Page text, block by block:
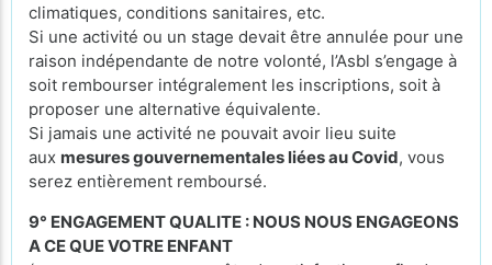
climatiques, conditions sanitaires, etc.
Si une activité ou un stage devait être annulée pour une
raison indépendante de notre volonté, l’Asbl s’engage à
soit rembourser intégralement les inscriptions, soit à
proposer une alternative équivalente.
Si jamais une activité ne pouvait avoir lieu suite
aux mesures gouvernementales liées au Covid, vous
serez entièrement remboursé.
9° ENGAGEMENT QUALITE : NOUS NOUS ENGAGEONS
A CE QUE VOTRE ENFANT